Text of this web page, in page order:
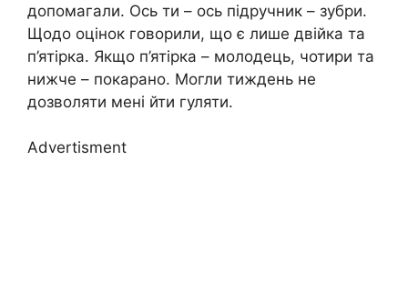
допомагали. Ось ти – ось підручник – зубри.
Щодо оцінок говорили, що є лише двійка та
п’ятірка. Якщо п’ятірка – молодець, чотири та
нижче – покарано. Могли тиждень не
дозволяти мені йти гуляти.
Advertisment